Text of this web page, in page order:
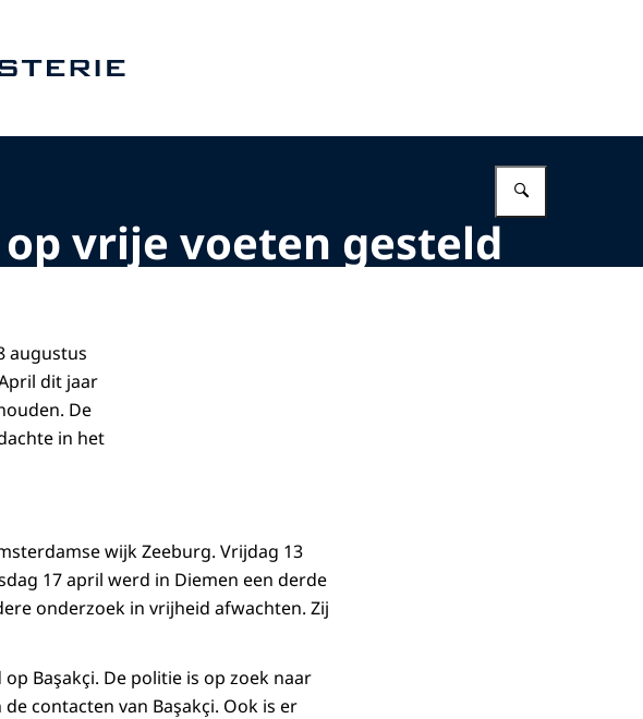
vrije voeten gesteld
augustus
dit jaar
De
in het
wijk Zeeburg. Vrijdag 13
17 april werd in Diemen een derde
onderzoek in vrijheid afwachten. Zij
Başakçi. De politie is op zoek naar
contacten van Başakçi. Ook is er